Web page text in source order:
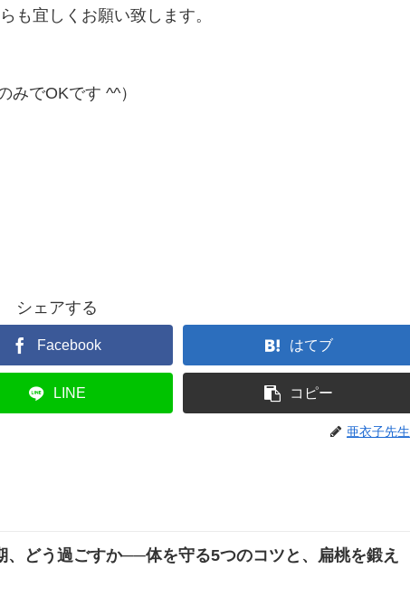
も宜しくお願い致します。
みでOKです ^^）
シェアする
Facebook はてブ
LINE コピー
亜衣子先生
、どう過ごすか──体を守る5つのコツと、扁桃を鍛え